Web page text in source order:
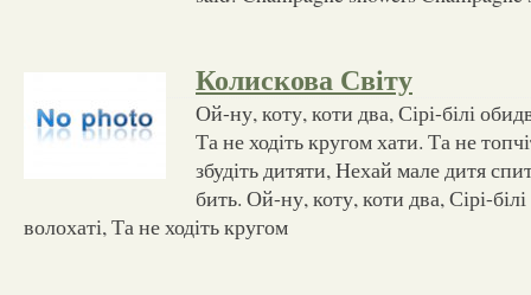
Колискова Світу
Ой-ну, коту, коти два, Сірі-білі
Та не ходіть кругом хати. Та не
збудіть дитяти, Нехай мале дитя
бить. Ой-ну, коту, коти два, Сірі-білі
волохаті, Та не ходіть кругом